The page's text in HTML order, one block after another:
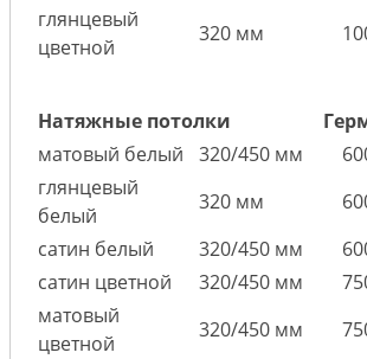
глянцевый
цветной
320 мм
Натяжные потолки
матовый белый
320/450 мм
глянцевый
белый
320 мм
сатин белый
320/450 мм
сатин цветной
320/450 мм
матовый
цветной
320/450 мм